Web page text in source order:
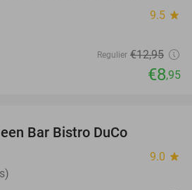
9.5 star
Regulier €12,95
€8,95
Bar Bistro DuCo
9.0 star